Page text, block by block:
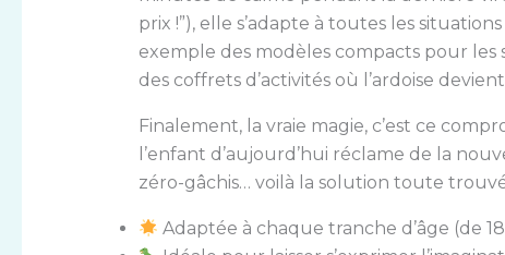
prix !”), elle s’adapte à toutes les
exemple des modèles compacts pour les
des coffrets d’activités où l’ardoise
Finalement, la vraie magie, c’est ce
l’enfant d’aujourd’hui réclame de la
zéro-gâchis… voilà la solution toute
Adaptée à chaque tranche d’âge (de 18